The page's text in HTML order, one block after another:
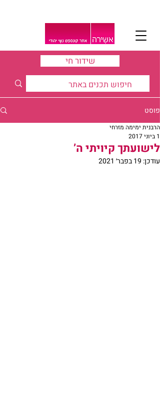
שידור חי
פוסט
לישועתך קיויתי ה’
הרבנית ימימה מזרחי
1 ביוני 2017
עודכן: 19 בפבר׳ 2021